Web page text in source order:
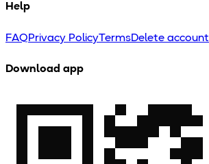
Help
FAQPrivacy PolicyTermsDelete account
Download app